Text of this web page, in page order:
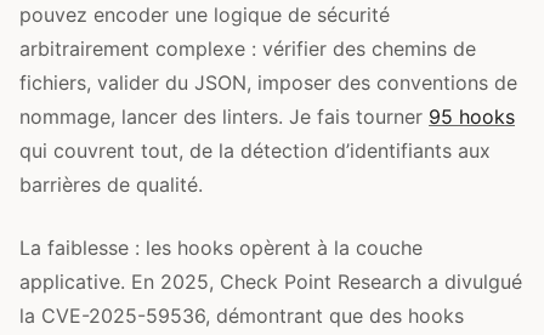
pouvez encoder une logique de sécurité
arbitrairement complexe : vérifier des chemins de
fichiers, valider du JSON, imposer des conventions de
nommage, lancer des linters. Je fais tourner 95 hooks
qui couvrent tout, de la détection d’identifiants aux
barrières de qualité.
La faiblesse : les hooks opèrent à la couche
applicative. En 2025, Check Point Research a divulgué
la CVE-2025-59536, démontrant que des hooks